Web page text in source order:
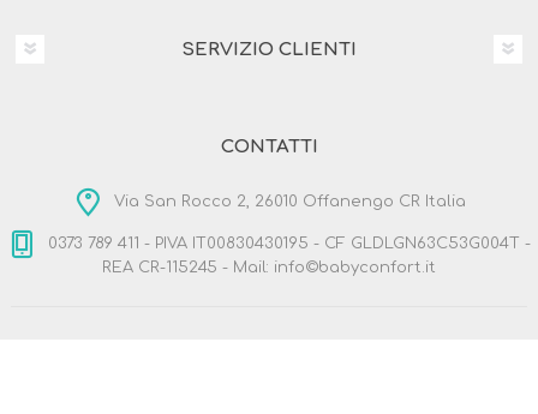
SERVIZIO CLIENTI
CONTATTI
Via San Rocco 2, 26010 Offanengo CR Italia
0373 789 411 - PIVA IT00830430195 - CF GLDLGN63C53G004T -
REA CR-115245 - Mail: info©babyconfort.it